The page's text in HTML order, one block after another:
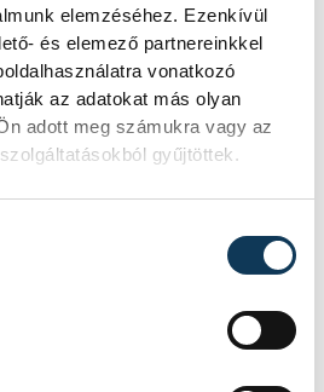
elemzéséhez. Ezenkívül
és elemező partnereinkkel
vonatkozó
az adatokat más olyan
adott meg számukra vagy az
gyűjtöttek.
belföld